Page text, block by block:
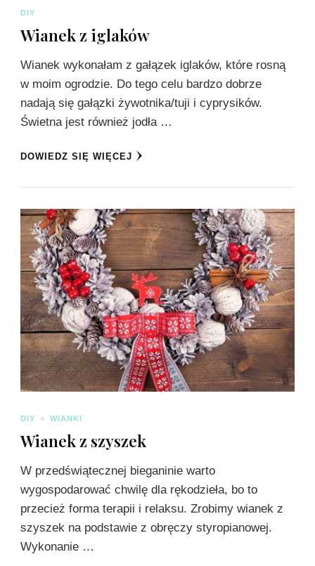
DIY
Wianek z iglaków
Wianek wykonałam z gałązek iglaków, które rosną
w moim ogrodzie. Do tego celu bardzo dobrze
nadają się gałązki żywotnika/tuji i cyprysików.
Świetna jest również jodła …
DOWIEDZ SIĘ WIĘCEJ
DIY WIANKI
Wianek z szyszek
W przedświątecznej bieganinie warto
wygospodarować chwilę dla rękodzieła, bo to
przecież forma terapii i relaksu. Zrobimy wianek z
szyszek na podstawie z obręczy styropianowej.
Wykonanie …